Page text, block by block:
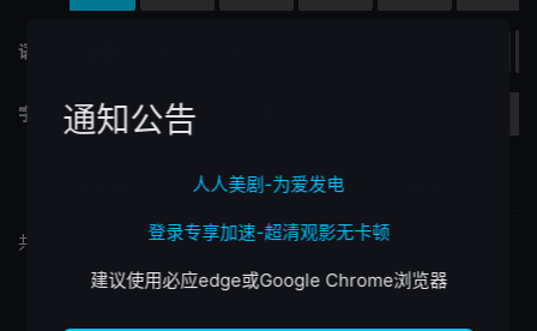
语言
字母 K L M
按最热
共
通知公告
人人美剧-为爱发电
登录专享加速-超清观影无卡顿
建议使用必应edge或Google Chrome浏览器